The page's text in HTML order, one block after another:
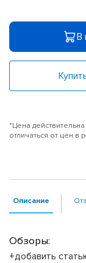
В
*Цена
отличаться от цен в
Описание
Обзоры:
+добавить